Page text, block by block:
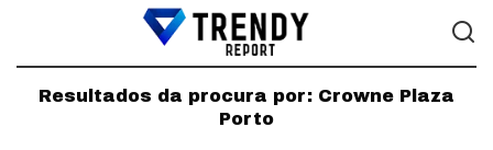
Resultados da procura por: Crowne Plaza
Porto